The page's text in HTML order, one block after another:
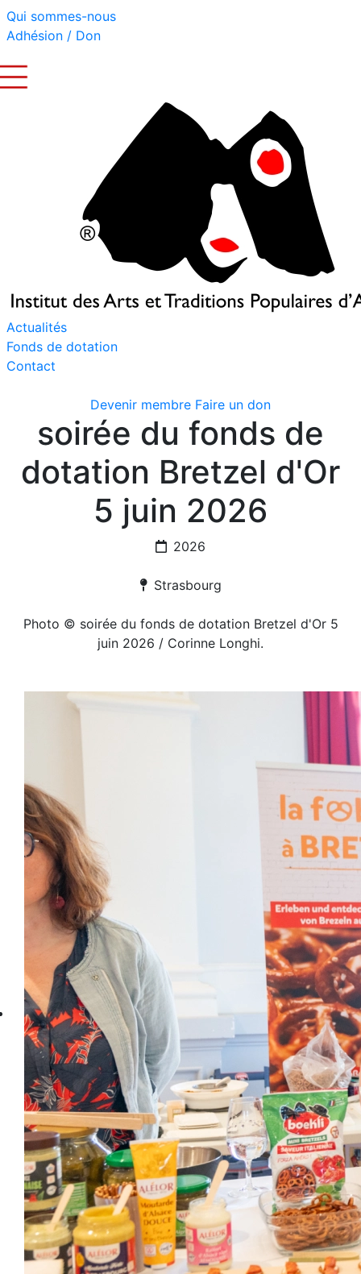
Qui sommes-nous
Adhésion / Don
Actualités
Fonds de dotation
Contact
Devenir membre Faire un don
soirée du fonds de
dotation Bretzel d'Or
5 juin 2026
2026
Strasbourg
Photo © soirée du fonds de dotation Bretzel d'Or 5
juin 2026 / Corinne Longhi.